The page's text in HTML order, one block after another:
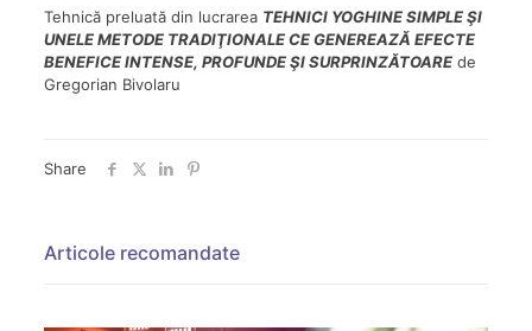
Tehnică preluată din lucrarea TEHNICI YOGHINE SIMPLE ŞI
UNELE METODE TRADIŢIONALE CE GENEREAZĂ EFECTE
BENEFICE INTENSE, PROFUNDE ŞI SURPRINZĂTOAREde
Gregorian Bivolaru
Share
Articole recomandate